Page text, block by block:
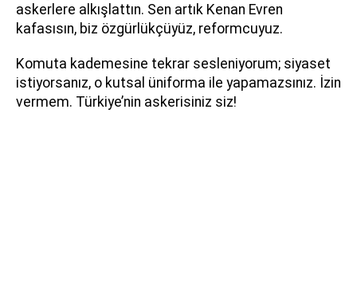
askerlere alkışlattın. Sen artık Kenan Evren
kafasısın, biz özgürlükçüyüz, reformcuyuz.
Komuta kademesine tekrar sesleniyorum; siyaset
istiyorsanız, o kutsal üniforma ile yapamazsınız. İzin
vermem. Türkiye’nin askerisiniz siz!